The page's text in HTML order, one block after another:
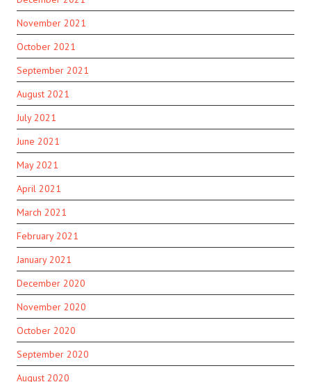
November 2021
October 2021
September 2021
August 2021
July 2021
June 2021
May 2021
April 2021
March 2021
February 2021
January 2021
December 2020
November 2020
October 2020
September 2020
August 2020